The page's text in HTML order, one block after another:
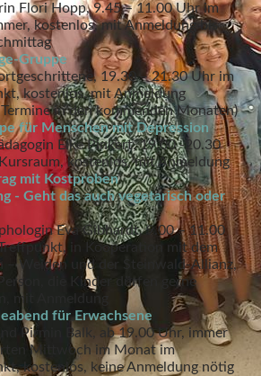
Flori Hopp, 9.45 – 11.00 Uhr im
kostenlos, mit Anmeldung bis
Gruppe
19.30 – 21.30 Uhr im
kostenlos, mit Anmeldung
in den kommenden Monaten)
für Menschen mit Depression
Elke Pinkert, 19.00 -20.30
kostenlos, mit Anmeldung
mit Kostproben
- Geht das auch vegetarisch oder
Eva Gibhardt, 9.00 – 11.00
in Kooperation mit dem
– Weiden und der Steinwald-Allianz,
die Kinder dürfen gerne
mit Anmeldung
für Erwachsene
Pirmin Balk, ab 19.00 Uhr, immer
Mittwoch im Monat im
kostenlos, keine Anmeldung nötig